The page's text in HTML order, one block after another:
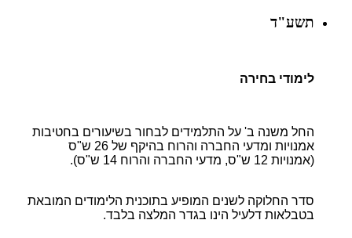
תשע"ד
לימודי בחירה
החל משנה ב' על התלמידים לבחור בשיעורים בחטיבות
אמנויות ומדעי החברה והרוח בהיקף של 26 ש"ס
(אמנויות 12 ש"ס, מדעי החברה והרוח 14 ש"ס).
סדר החלוקה לשנים המופיע בתוכנית הלימודים המובאת
בטבלאות דלעיל הינו בגדר המלצה בלבד.